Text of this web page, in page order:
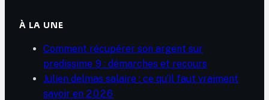
À LA UNE
Comment récupérer son argent sur
predissime 9 : démarches et recours
Julien delmas salaire : ce qu’il faut vraiment
savoir en 2026